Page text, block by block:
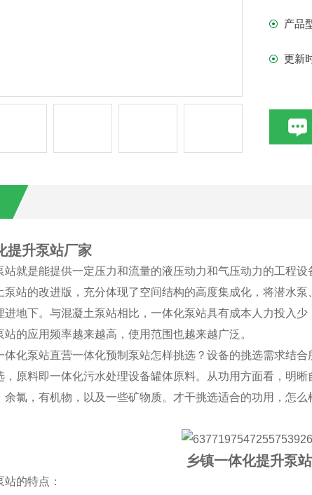
产品
更新
提升泵站厂家
站就是能提供一定压力和流量的液压动力和气压动力的工程
泵站的改进版，充分体现了空间结构的高度集成化，将潜水
进地下。与混凝土泵站相比，一体化泵站具有成本人力投入
站的应用频率越来越高，使用范围也越来越广泛。
体化泵站直营一体化预制泵站怎样挑选？设备的挑选需求结
，原料即一体化污水处理设备罐体原料。从功用方面看，明
余氯，有机物，以及一些矿物质。才干挑选适合的功用，怎么
乡镇一体化提升泵
的特点：